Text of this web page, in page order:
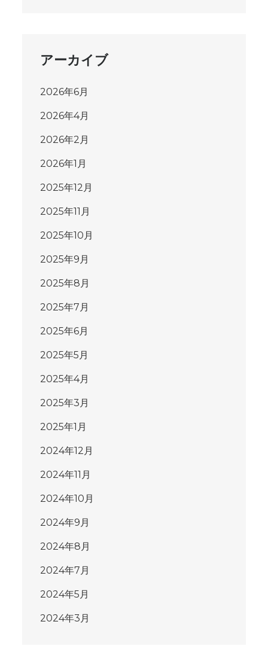
アーカイブ
2026年6月
2026年4月
2026年2月
2026年1月
2025年12月
2025年11月
2025年10月
2025年9月
2025年8月
2025年7月
2025年6月
2025年5月
2025年4月
2025年3月
2025年1月
2024年12月
2024年11月
2024年10月
2024年9月
2024年8月
2024年7月
2024年5月
2024年3月